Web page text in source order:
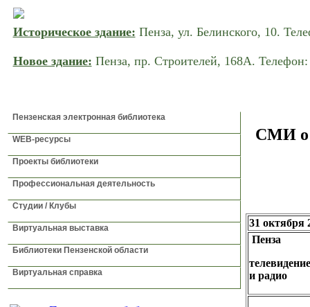
Историческое здание: Пенза, ул. Белинского, 10.
Новое здание: Пенза, пр. Строителей, 168A.
Пензенская электронная библиотека
WEB-ресурсы
Проекты библиотеки
Профессиональная деятельность
Студии / Клубы
Виртуальная выставка
Библиотеки Пензенской области
Виртуальная справка
СМИ о
31 октября
Пенза
телевидение
и радио